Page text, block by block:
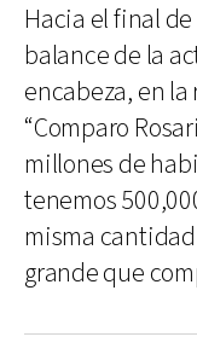
Hacia el final
balance de la
encabeza, en
“Comparo
millones de
tenemos
misma
grande que